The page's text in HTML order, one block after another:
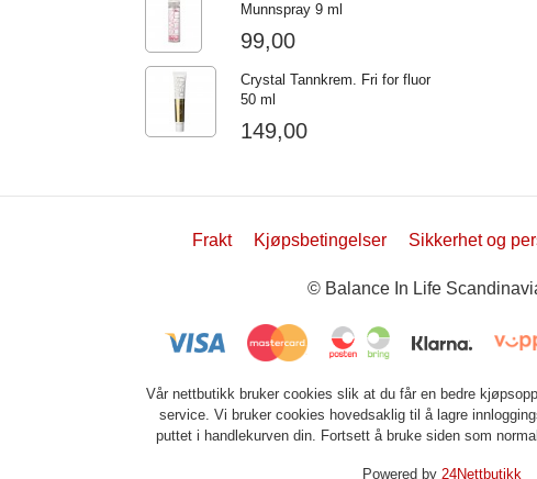
Munnspray 9 ml
99,00
Crystal Tannkrem. Fri for fluor
50 ml
149,00
Frakt Kjøpsbetingelser Sikkerhet og
© Balance In Life
Vår nettbutikk bruker cookies slik at du får en bedre
service. Vi bruker cookies hovedsaklig til å lagre
puttet i handlekurven din. Fortsett å bruke siden som
Powered by 24Nettbutikk